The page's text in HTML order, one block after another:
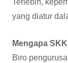
Terlebih,
yang diatur
Mengapa
Biro